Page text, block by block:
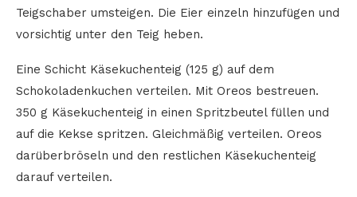
Teigschaber umsteigen. Die Eier einzeln hinzufügen und
vorsichtig unter den Teig heben.
Eine Schicht Käsekuchenteig (125 g) auf dem
Schokoladenkuchen verteilen. Mit Oreos bestreuen.
350 g Käsekuchenteig in einen Spritzbeutel füllen und
auf die Kekse spritzen. Gleichmäßig verteilen. Oreos
darüberbröseln und den restlichen Käsekuchenteig
darauf verteilen.